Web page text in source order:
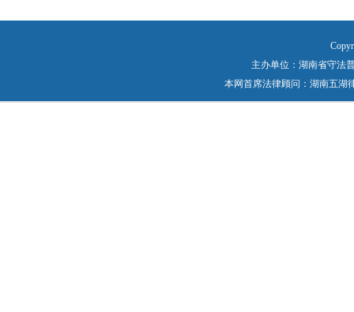
主办单位：湖南省守法
本网首席法律顾问：湖南五湖